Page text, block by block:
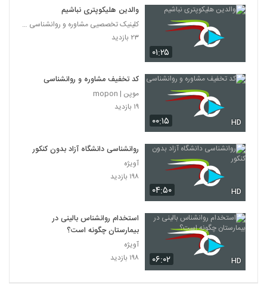
۰۱:۲۵
والدین هلیکوپتری نباشیم
کلینیک تخصصیی مشاوره و روانشناسی خانواده ایرانی
۲۳ بازدید
۰۰:۱۵ HD
کد تخفیف مشاوره و روانشناسی
موپن | mopon
۱۹ بازدید
۰۴:۵۰ HD
روانشناسی دانشگاه آزاد بدون کنکور
آویژه
۱۹۸ بازدید
۰۶:۰۲ HD
استخدام روانشناس بالینی در
بیمارستان چگونه است؟
آویژه
۱۹۸ بازدید